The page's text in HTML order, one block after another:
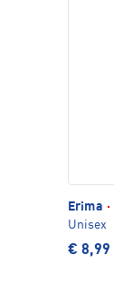
Erima ·
Unisex
€ 8,99